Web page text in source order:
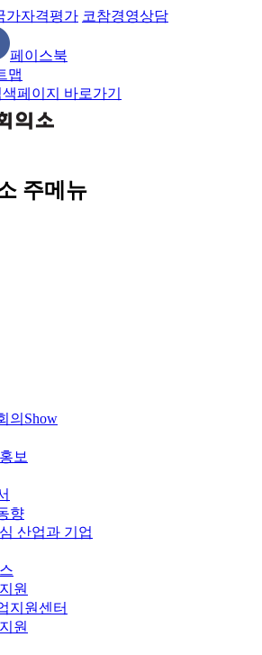
가자격평가 코참경영상담
페이스북
맵
색페이지 바로가기
주메뉴
의Show
보
향
산업과 기업
원
지원센터
원